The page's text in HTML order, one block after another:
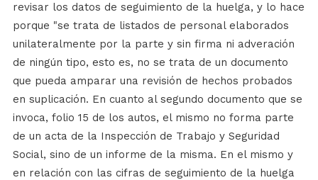
revisar los datos de seguimiento de la huelga, y lo hace
porque "se trata de listados de personal elaborados
unilateralmente por la parte y sin firma ni adveración
de ningún tipo, esto es, no se trata de un documento
que pueda amparar una revisión de hechos probados
en suplicación. En cuanto al segundo documento que se
invoca, folio 15 de los autos, el mismo no forma parte
de un acta de la Inspección de Trabajo y Seguridad
Social, sino de un informe de la misma. En el mismo y
en relación con las cifras de seguimiento de la huelga